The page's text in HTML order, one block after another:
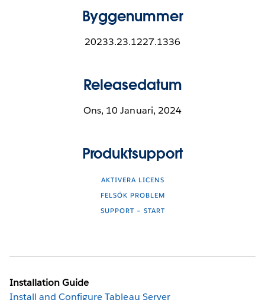
Byggenummer
20233.23.1227.1336
Releasedatum
Ons, 10 Januari, 2024
Produktsupport
AKTIVERA LICENS
FELSÖK PROBLEM
SUPPORT – START
Installation Guide
Install and Configure Tableau Server